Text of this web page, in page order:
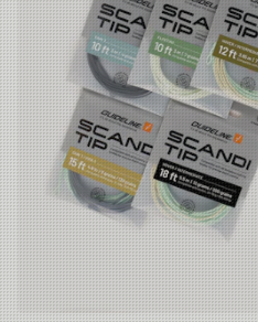
32g
35g
#10/11/12 39g 7.5m